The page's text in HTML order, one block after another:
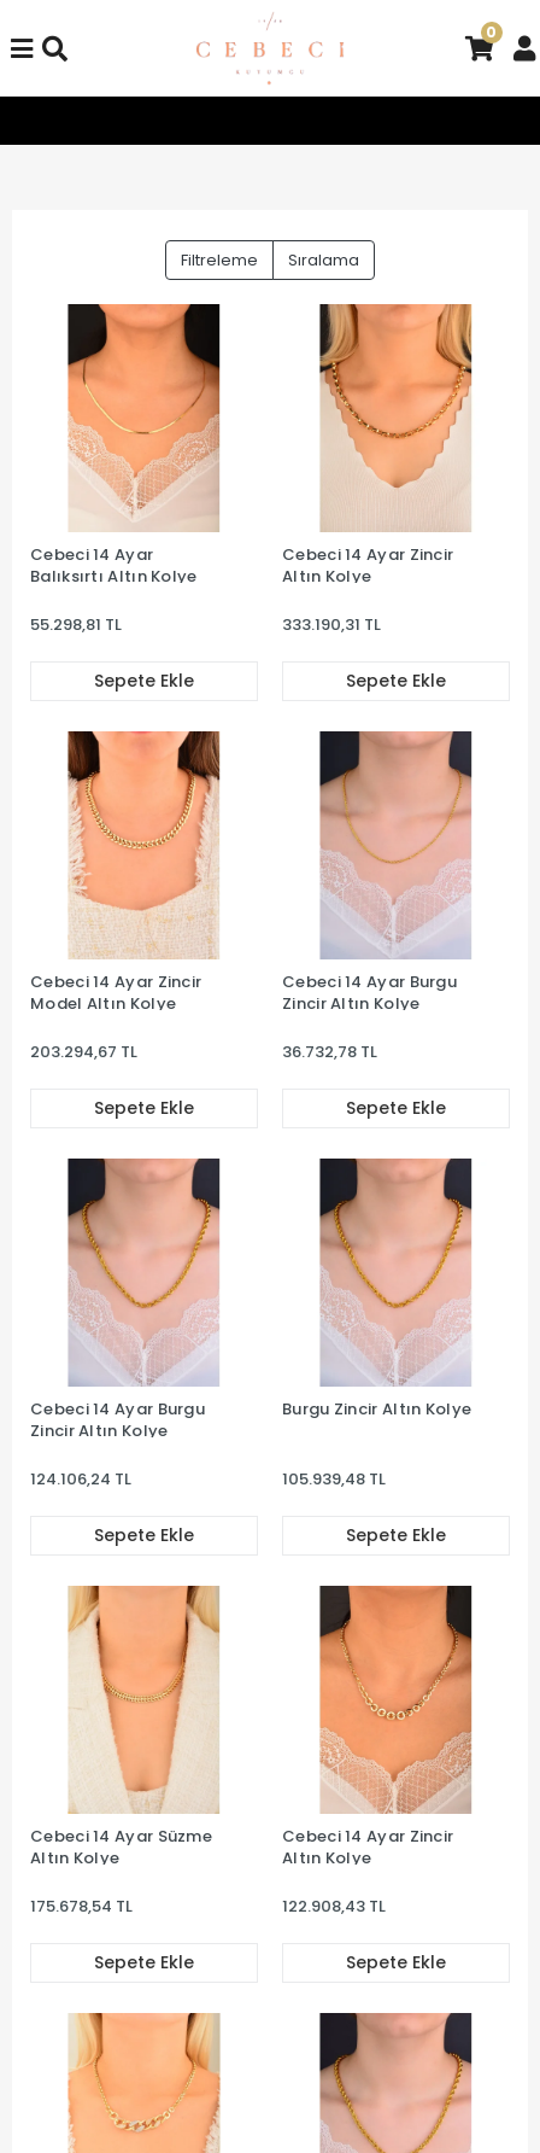
0
Filtreleme Sıralama
Cebeci 14 Ayar
Balıksırtı Altın Kolye
55.298,81 TL
Sepete Ekle
Cebeci 14 Ayar Zincir
Altın Kolye
333.190,31 TL
Sepete Ekle
Cebeci 14 Ayar Zincir
Model Altın Kolye
203.294,67 TL
Sepete Ekle
Cebeci 14 Ayar Burgu
Zincir Altın Kolye
36.732,78 TL
Sepete Ekle
Cebeci 14 Ayar Burgu
Zincir Altın Kolye
124.106,24 TL
Sepete Ekle
Burgu Zincir Altın Kolye
105.939,48 TL
Sepete Ekle
Cebeci 14 Ayar Süzme
Altın Kolye
175.678,54 TL
Sepete Ekle
Cebeci 14 Ayar Zincir
Altın Kolye
122.908,43 TL
Sepete Ekle